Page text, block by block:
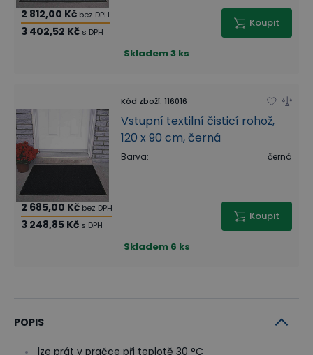
2 812,00 Kč bez DPH
3 402,52 Kč s DPH
Koupit
Skladem3 ks
Kód zboží: 116016
Vstupní textilní čisticí rohož,
120 x 90 cm, černá
Barva: černá
2 685,00 Kč bez DPH
3 248,85 Kč s DPH
Koupit
Skladem 6 ks
POPIS
lze prát v pračce při teplotě 30 °C